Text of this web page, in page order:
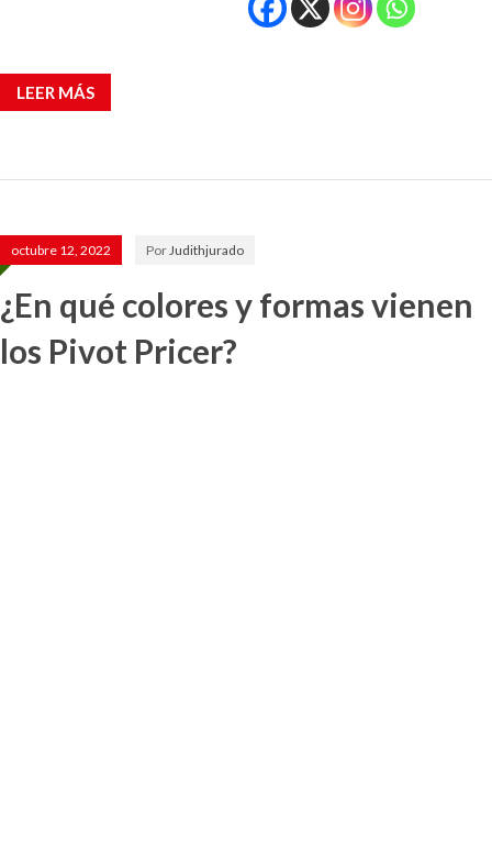
LEER MÁS
octubre 12, 2022 PorJudithjurado
¿En qué colores y formas vienen
los Pivot Pricer?